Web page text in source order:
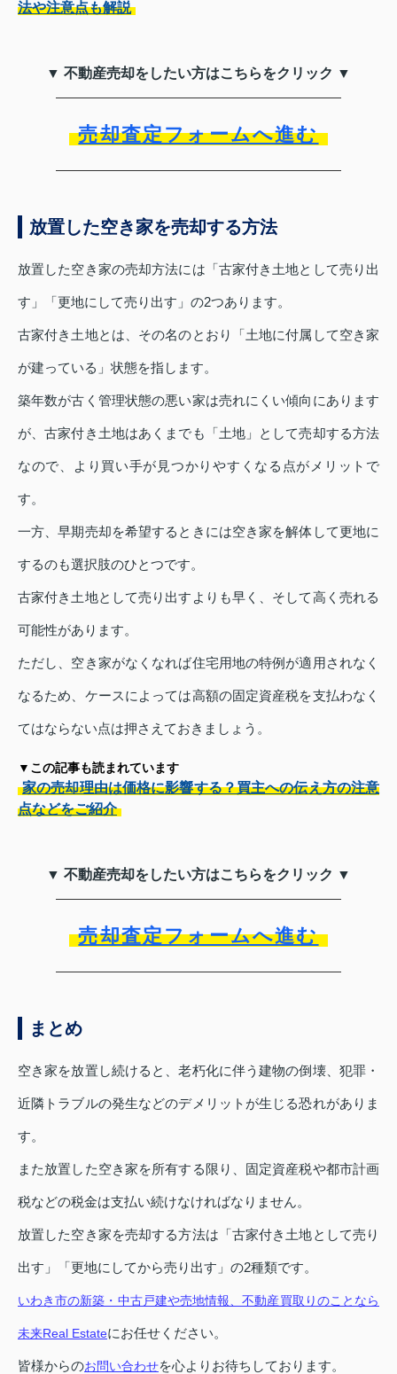
法や注意点も解説
▼ 不動産売却をしたい方はこちらをクリック ▼
売却査定フォームへ進む
放置した空き家を売却する方法
放置した空き家の売却方法には「古家付き土地として売り出
す」「更地にして売り出す」の2つあります。
古家付き土地とは、その名のとおり「土地に付属して空き家
が建っている」状態を指します。
築年数が古く管理状態の悪い家は売れにくい傾向にあります
が、古家付き土地はあくまでも「土地」として売却する方法
なので、より買い手が見つかりやすくなる点がメリットで
す。
一方、早期売却を希望するときには空き家を解体して更地に
するのも選択肢のひとつです。
古家付き土地として売り出すよりも早く、そして高く売れる
可能性があります。
ただし、空き家がなくなれば住宅用地の特例が適用されなく
なるため、ケースによっては高額の固定資産税を支払わなく
てはならない点は押さえておきましょう。
▼この記事も読まれています
家の売却理由は価格に影響する？買主への伝え方の注意
点などをご紹介
▼ 不動産売却をしたい方はこちらをクリック ▼
売却査定フォームへ進む
まとめ
空き家を放置し続けると、老朽化に伴う建物の倒壊、犯罪・
近隣トラブルの発生などのデメリットが生じる恐れがありま
す。
また放置した空き家を所有する限り、固定資産税や都市計画
税などの税金は支払い続けなければなりません。
放置した空き家を売却する方法は「古家付き土地として売り
出す」「更地にしてから売り出す」の2種類です。
いわき市の新築・中古戸建や売地情報、不動産買取りのことなら
未来Real Estateにお任せください。
皆様からのお問い合わせを心よりお待ちしております。